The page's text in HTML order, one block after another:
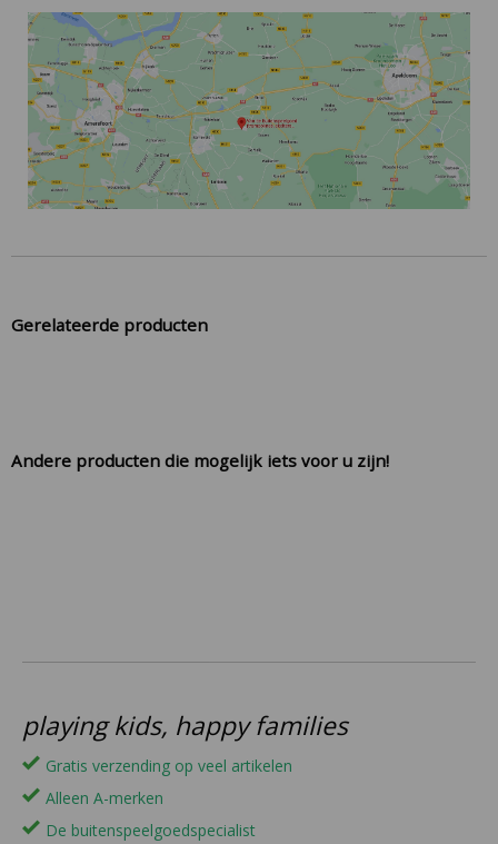
Gerelateerde producten
Andere producten die mogelijk iets voor u zijn!
playing kids, happy families
Gratis verzending op veel artikelen
Alleen A-merken
De buitenspeelgoedspecialist